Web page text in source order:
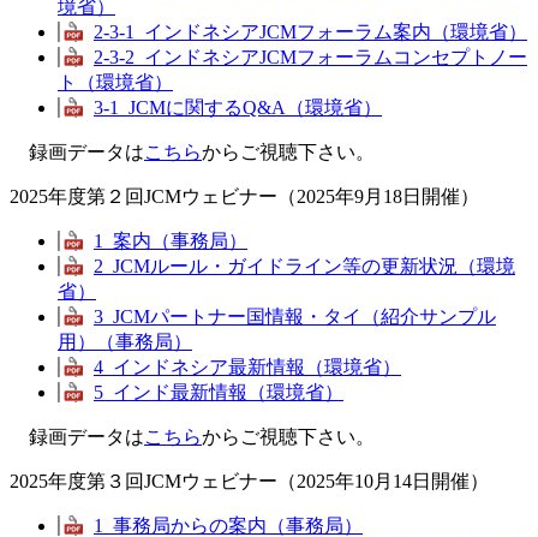
境省）
2-3-1_インドネシアJCMフォーラム案内（環境省）
2-3-2_インドネシアJCMフォーラムコンセプトノー
ト（環境省）
3-1_JCMに関するQ&A（環境省）
録画データはこちらからご視聴下さい。
2025年度第２回JCMウェビナー（2025年9月18日開催）
1_案内（事務局）
2_JCMルール・ガイドライン等の更新状況（環境
省）
3_JCMパートナー国情報・タイ（紹介サンプル
用）（事務局）
4_インドネシア最新情報（環境省）
5_インド最新情報（環境省）
録画データはこちらからご視聴下さい。
2025年度第３回JCMウェビナー（2025年10月14日開催）
1_事務局からの案内（事務局）